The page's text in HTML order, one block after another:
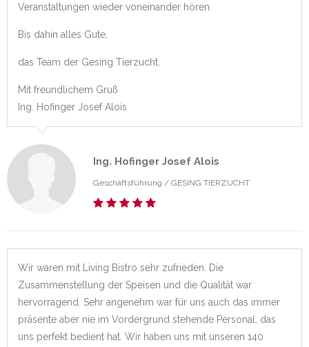
Veranstaltungen wieder voneinander hören.
Bis dahin alles Gute,
das Team der Gesing Tierzucht.
Mit freundlichem Gruß
Ing. Hofinger Josef Alois
Ing. Hofinger Josef Alois
Geschäftsführung / GESING TIERZUCHT
Wir waren mit Living Bistro sehr zufrieden. Die
Zusammenstellung der Speisen und die Qualität war
hervorragend. Sehr angenehm war für uns auch das immer
präsente aber nie im Vordergrund stehende Personal, das
uns perfekt bedient hat. Wir haben uns mit unseren 140